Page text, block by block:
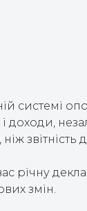
системі
доходи,
ніж
річну
змін.